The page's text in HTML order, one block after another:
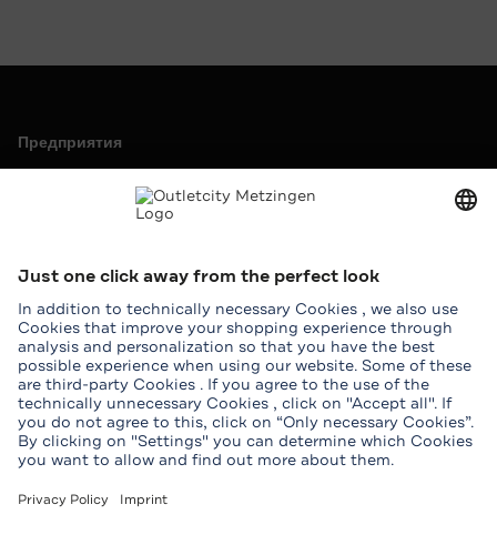
Предприятия
Пресса и реклама
Помощь и контакты
Карта
Скидка для студентов
Группы
Загрузить приложение Outletcity
Загрузить приложение Outletcity в App Store
Загрузить приложение Outletcity в Google
Подписывайтесь на нас
FacebookInstagramWhatsAppWeChatTikTok TripadvisorYoutube